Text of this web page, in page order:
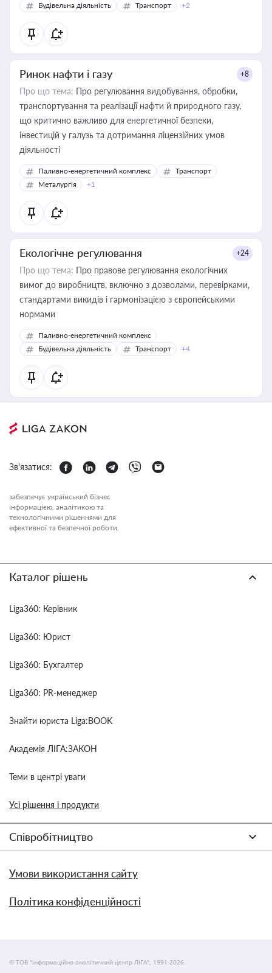
Будівельна діяльність
Транспорт +2
Ринок нафти і газу +8
Про що тема: Про регулювання видобування, обробки,
транспортування та реалізації нафти й природного газу,
що критично важливо для енергетичної безпеки,
інвестицій у галузь та дотримання ліцензійних умов
діяльності
Паливно-енергетичний комплекс
Транспорт
Металургія
+1
Екологічне регулювання +24
Про що тема: Про правове регулювання екологічних
вимог до виробництв, включно з дозволами, перевірками,
стандартами викидів і гармонізацією з європейськими
нормами
Паливно-енергетичний комплекс
Будівельна діяльність
Транспорт +4
Зв'язатися:
забезпечує український бізнес
інформацією, аналітикою та
технологічними рішеннями для
ефективної та безпечної роботи.
Каталог рішень
Liga360: Керівник
Liga360: Юрист
Liga360: Бухгалтер
Liga360: PR-менеджер
Знайти юриста Liga:BOOK
Академія ЛІГА:ЗАКОН
Теми в центрі уваги
Усі рішення і продукти
Співробітництво
Умови використання сайту
Політика конфіденційності
© ТОВ "інформаційно-аналітичний центр ЛІГА", 1991-2026.